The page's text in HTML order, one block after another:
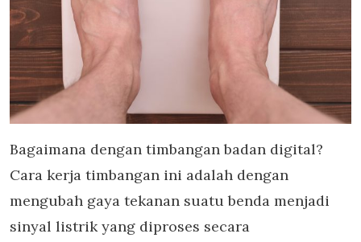
Bagaimana dengan timbangan badan digital?
Cara kerja timbangan ini adalah dengan
mengubah gaya tekanan suatu benda menjadi
sinyal listrik yang diproses secara